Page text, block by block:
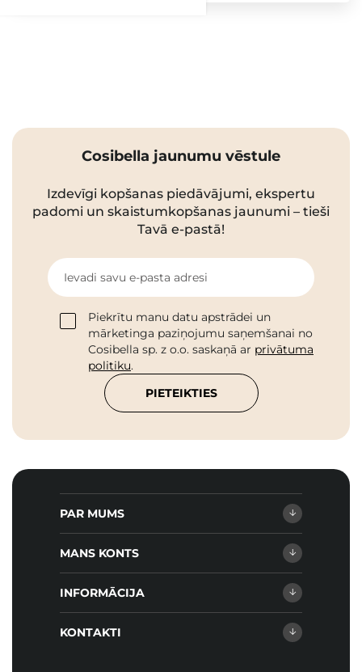
Cosibella jaunumu vēstule
Izdevīgi kopšanas piedāvājumi, ekspertu
padomi un skaistumkopšanas jaunumi – tieši
Tavā e-pastā!
Ievadi savu e-pasta adresi
Piekrītu manu datu apstrādei un
mārketinga paziņojumu saņemšanai no
Cosibella sp. z o.o. saskaņā ar privātuma
politiku.
PIETEIKTIES
PAR MUMS
MANS KONTS
INFORMĀCIJA
KONTAKTI